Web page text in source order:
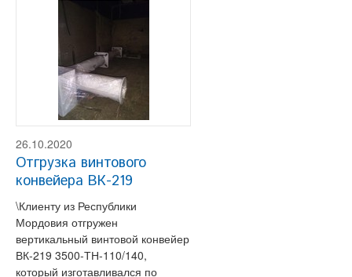
26.10.2020
Отгрузка винтового
конвейера ВК-219
\Клиенту из Республики
Мордовия отгружен
вертикальный винтовой конвейер
ВК-219 3500-ТН-110/140,
который изготавливался по